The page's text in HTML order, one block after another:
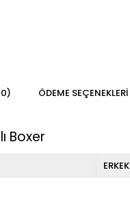
ÖDEME SEÇENEKLERI
Boxer
ERKEK